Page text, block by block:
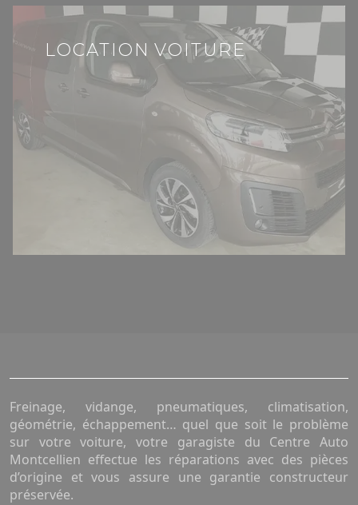
LOCATION VOITURE
Freinage, vidange, pneumatiques, climatisation,
géométrie, échappement… quel que soit le problème
sur votre voiture, votre garagiste du Centre Auto
Montcellien effectue les réparations avec des pièces
d’origine et vous assure une garantie constructeur
préservée.